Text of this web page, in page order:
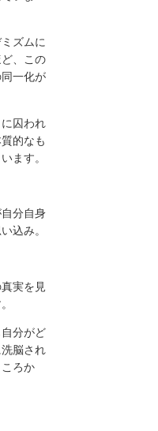
ズムに
、この
同一化が
囚われ
的なも
ます。
自分自身
込み。
実を見
分がど
脳され
ろか